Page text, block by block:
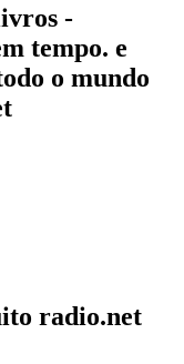
-
tempo. e
o mundo
radio.net